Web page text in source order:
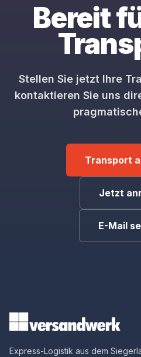
Bereit
Stellen Sie jetzt Ihre
kontaktieren Sie uns
Transport
Jetzt
E-Mail
Express-Logistik aus dem